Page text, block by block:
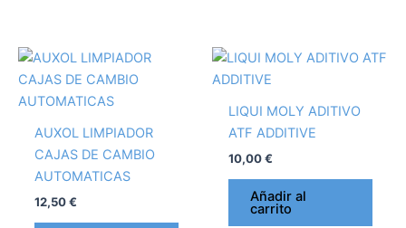
AUXOL LIMPIADOR
CAJAS DE CAMBIO
AUTOMATICAS
12,50€
LIQUI MOLY ADITIVO
ATF ADDITIVE
10,00€
Añadir al
carrito